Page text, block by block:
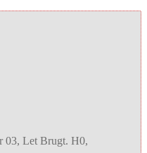
03, Let Brugt. H0,